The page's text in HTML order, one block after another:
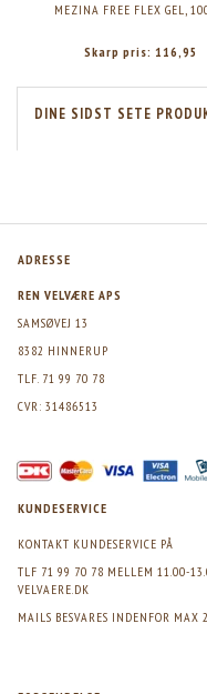
MEZINA FREE FLEX GEL,
Skarp pris: 116,95
DINE SIDST SETE
ADRESSE
REN VELVÆRE APS
SAMSØVEJ 13
8382 HINNERUP
TLF. 71 99 70 78
CVR: 31486513
KUNDESERVICE
KONTAKT KUNDESERVICE PÅ
TLF 71 99 70 78 MELLEM 11.00-
VELVAERE.DK
MAILS BESVARES INDENFOR MAX